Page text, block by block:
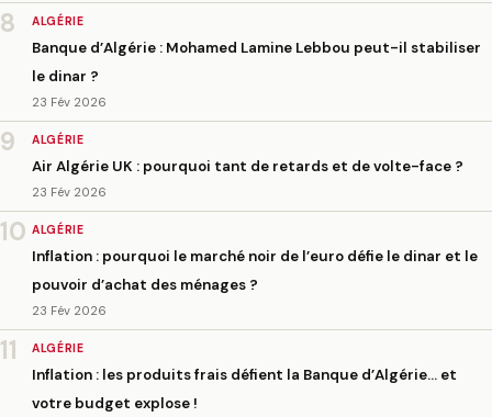
8 ALGÉRIE
Banque d’Algérie : Mohamed Lamine Lebbou peut-il stabiliser
le dinar ?
23 Fév 2026
9 ALGÉRIE
Air Algérie UK : pourquoi tant de retards et de volte-face ?
23 Fév 2026
10 ALGÉRIE
Inflation : pourquoi le marché noir de l’euro défie le dinar et le
pouvoir d’achat des ménages ?
23 Fév 2026
11 ALGÉRIE
Inflation : les produits frais défient la Banque d’Algérie… et
votre budget explose !